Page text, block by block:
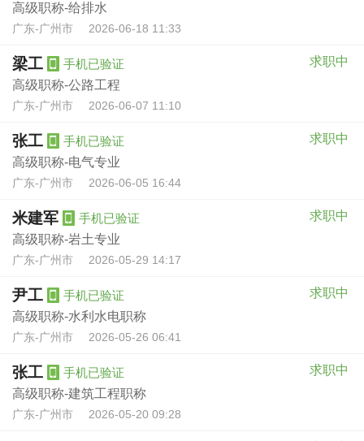
高级职称-给排水
广东-广州市 2026-06-18 11:33
梁工 手机已验证
求职中
高级职称-公路工程
广东-广州市 2026-06-07 11:10
张工 手机已验证
求职中
高级职称-电气专业
广东-广州市 2026-06-05 16:44
米建军 手机已验证
求职中
高级职称-岩土专业
广东-广州市 2026-05-29 14:17
尹工 手机已验证
求职中
高级职称-水利水电职称
广东-广州市 2026-05-26 06:41
张工 手机已验证
求职中
高级职称-建筑工程职称
广东-广州市 2026-05-20 09:28